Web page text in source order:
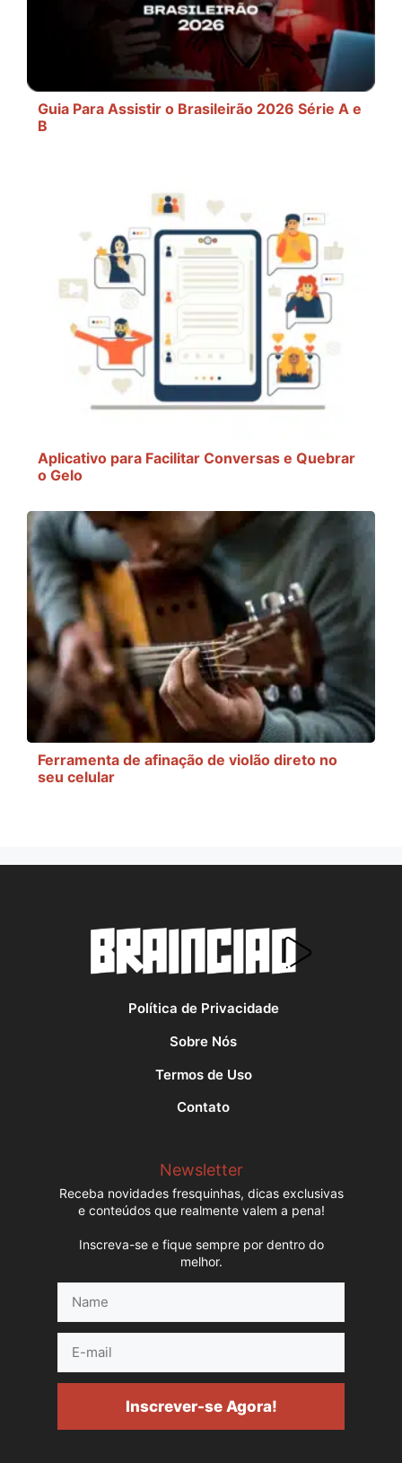
Guia Para Assistir o Brasileirão 2026 Série A e
B
Aplicativo para Facilitar Conversas e Quebrar
o Gelo
Ferramenta de afinação de violão direto no
seu celular
Política de Privacidade
Sobre Nós
Termos de Uso
Contato
Newsletter
Receba novidades fresquinhas, dicas exclusivas
e conteúdos que realmente valem a pena!
Inscreva-se e fique sempre por dentro do
melhor.
mail
Inscrever-se Agora!